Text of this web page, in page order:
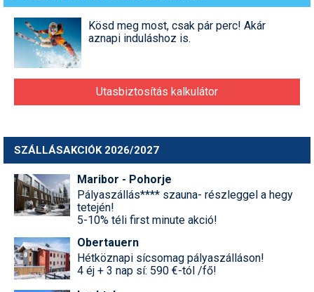
Kösd meg most, csak pár perc! Akár
aznapi induláshoz is.
Utasbiztosítás kalkulátor
SZÁLLÁSAKCIÓK 2026/2027
Maribor - Pohorje
Pályaszállás**** szauna- részleggel a hegy
tetején!
5-10% téli first minute akció!
Obertauern
Hétköznapi sícsomag pályaszálláson!
4 éj + 3 nap sí: 590 €-tól /fő!